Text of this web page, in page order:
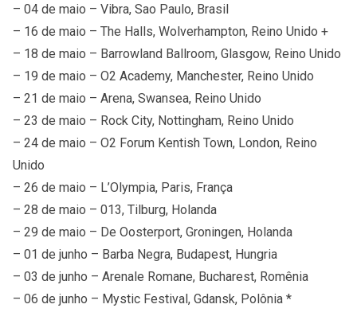
– 04 de maio – Vibra, Sao Paulo, Brasil
– 16 de maio – The Halls, Wolverhampton, Reino Unido +
– 18 de maio – Barrowland Ballroom, Glasgow, Reino Unido
– 19 de maio – O2 Academy, Manchester, Reino Unido
– 21 de maio – Arena, Swansea, Reino Unido
– 23 de maio – Rock City, Nottingham, Reino Unido
– 24 de maio – O2 Forum Kentish Town, London, Reino
Unido
– 26 de maio – L’Olympia, Paris, França
– 28 de maio – 013, Tilburg, Holanda
– 29 de maio – De Oosterport, Groningen, Holanda
– 01 de junho – Barba Negra, Budapest, Hungria
– 03 de junho – Arenale Romane, Bucharest, Romênia
– 06 de junho – Mystic Festival, Gdansk, Polônia *